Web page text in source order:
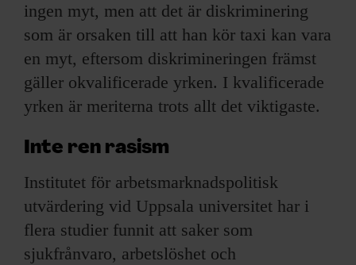
ingen myt, men att det är diskriminering
som är orsaken till att han kör taxi kan vara
en myt, eftersom diskrimineringen främst
gäller okvalificerade yrken. I kvalificerade
yrken är meriterna trots allt det viktigaste.
Inte ren rasism
Institutet för arbetsmark­nadspolitisk
utvärdering vid Uppsala universitet har i
flera studier funnit att saker som
sjukfrånvaro, arbetslöshet och